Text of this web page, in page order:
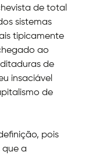
de total
sistemas
tipicamente
ao
de
insaciável
de
pois
que a